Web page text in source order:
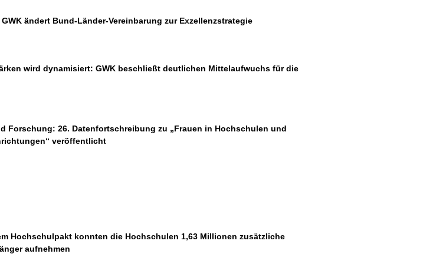
ändert Bund-Länder-Vereinbarung zur Exzellenzstrategie
wird dynamisiert: GWK beschließt deutlichen Mittelaufwuchs für die
Forschung: 26. Datenfortschreibung zu „Frauen in Hochschulen und
veröffentlicht
Hochschulpakt konnten die Hochschulen 1,63 Millionen zusätzliche
aufnehmen